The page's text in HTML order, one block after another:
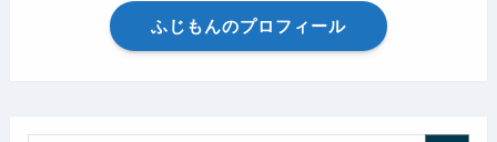
ふじもんのプロフィール